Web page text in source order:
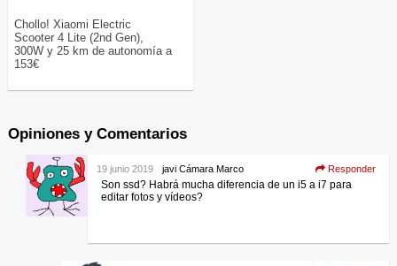
Chollo! Xiaomi Electric
Scooter 4 Lite (2nd Gen),
300W y 25 km de autonomía a
153€
Opiniones y Comentarios
javi Cámara Marco
19 junio 2019 Responder
Son ssd? Habrá mucha diferencia de un i5 a i7 para
editar fotos y vídeos?